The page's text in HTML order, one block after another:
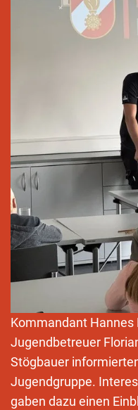
Kommandant Hannes
Jugendbetreuer
Stögbauer
Jugendgruppe.
gaben dazu einen